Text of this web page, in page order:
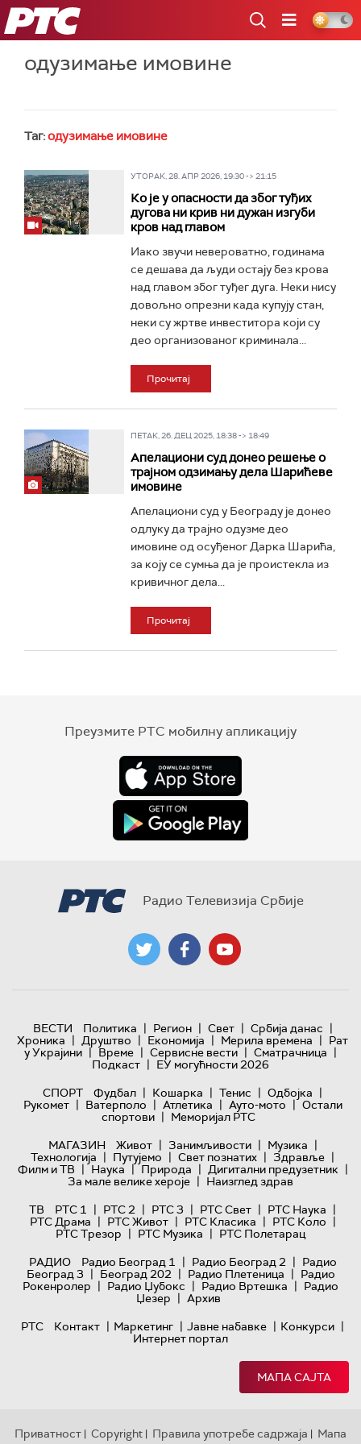
РТС
одузимање имовине
Таг:одузимање имовине
УТОРАК, 28. АПР 2026, 19:30 -> 21:15
Ко је у опасности да због туђих
дугова ни крив ни дужан изгуби
кров над главом
Иако звучи невероватно, годинама
се дешава да људи остају без крова
над главом због туђег дуга. Неки нису
довољно опрезни када купују стан,
неки су жртве инвеститора који су
део организованог криминала...
Прочитај
ПЕТАК, 26. ДЕЦ 2025, 18:38 -> 18:49
Апелациони суд донео решење о
трајном одзимању дела Шарићеве
имовине
Апелациони суд у Београду је донео
одлуку да трајно одузме део
имовине од осуђеног Дарка Шарића,
за коју се сумња да је проистекла из
кривичног дела...
Прочитај
Преузмите РТС мобилну апликацију
Радио Телевизија Србије
ВЕСТИ Политика | Регион | Свет | Србија данас |
Хроника | Друштво | Економија | Мерила времена | Рат
у Украјини | Време | Сервисне вести | Сматрачница |
Подкаст | ЕУ могућности 2026
СПОРТ
Фудбал | Кошарка | Тенис | Одбојка |
Рукомет | Ватерполо | Атлетика | Ауто-мото | Остали
спортови | Меморијал РТС
МАГАЗИН
Живот | Занимљивости | Музика |
Технологијa | Путујемо | Свет познатих | Здравље |
Филм и ТВ | Наука | Природа | Дигитални предузетник |
За мале велике хероје | Наизглед здрав
ТВ
РТС 1 | РТС 2 | РТС 3 | РТС Свет | РТС Наука |
РТС Драма | РТС Живот | РТС Класика | РТС Коло |
РТС Трезор | РТС Музика | РТС Полетарац
РАДИО
Радио Београд 1 | Радио Београд 2 | Радио
Београд 3 | Београд 202 | Радио Плетеница | Радио
Рокенролер | Радио Џубокс | Радио Вртешка | Радио
Џезер | Архив
РТС
Контакт | Маркетинг | Јавне набавке | Конкурси |
Интернет портал
МАПА САЈТА
Приватност | Copyright | Правила употребе садржаја | Мапа